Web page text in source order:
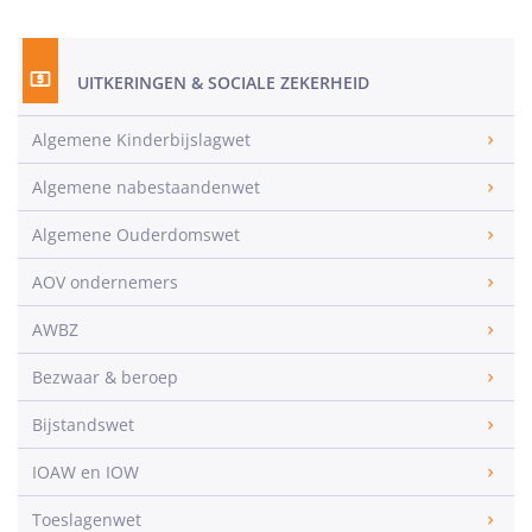
UITKERINGEN & SOCIALE ZEKERHEID
Algemene Kinderbijslagwet
Algemene nabestaandenwet
Algemene Ouderdomswet
AOV ondernemers
AWBZ
Bezwaar & beroep
Bijstandswet
IOAW en IOW
Toeslagenwet